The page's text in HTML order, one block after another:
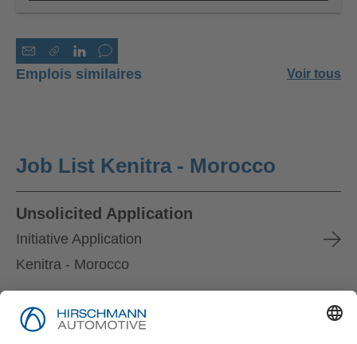
Emplois similaires Voir tous
Job List Kenitra - Morocco
Unsolicited Application
Initiative Application
Kenitra - Morocco